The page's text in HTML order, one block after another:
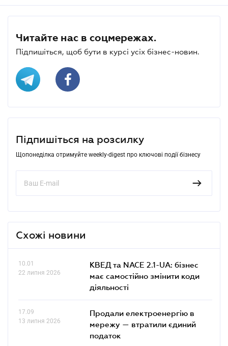
Читайте нас в соцмережах.
Підпишіться, щоб бути в курсі усіх бізнес-новин.
Підпишіться на розсилку
Щопонеділка отримуйте weekly-digest про ключові події бізнесу
Схожі новини
10.01
22 липня 2026
КВЕД та NACE 2.1-UA: бізнес
має самостійно змінити коди
діяльності
17.09
13 липня 2026
Продали електроенергію в
мережу — втратили єдиний
податок